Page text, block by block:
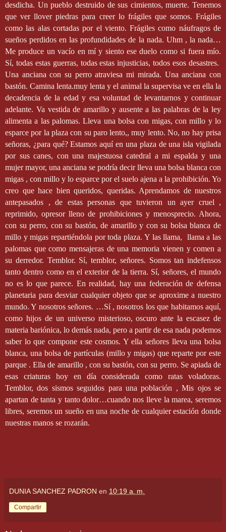
desdicha. Un pueblo destruido de sus cimientos, muerte. Tenemos
que ver llover piedras para creer lo frágiles que somos. Frágiles
como las alas cortadas por el viento. Frágiles como náufragos de
sueños perdidos en las profundidades de la nada. Uhm , la nada…
Me produce un vacío en mí y siento ese duelo como si fuera mío.
Sí, todas estas guerras, todas estas injusticias, todos esos desastres.
Una anciana con su perro atraviesa mi mirada. Una anciana con
bastón. Camina lenta.muy lenta y el animal la supervisa ve en ella la
decadencia de la edad y esa voluntad de levantarnos y continuar
adelante. Va vestida de amarillo y ausente a las palabras de la ley
alimenta a las palomas. Lleva una bolsa con migas, con millo y lo
esparce por la plaza con su paro lento,, muy lento. No, no hay prisa
señoras, ¿para qué? Estamos aquí en una plaza de una isla vigilada
por sus canes, con una majestuosa catedral a mi espalda y una
mujer mayor, una anciana se podría decir lleva una bolsa blanca con
migas , con millo y lo esparce por el suelo ajena a la prohibición. Yo
creo que hace bien queridos, queridas. Aprendamos de nuestros
antepasados , de estas personas que tuvieron un ayer cruel ,
reprimido, opresor lleno de prohibiciones y menosprecio. Ahora,
con su perro, con su bastón, de amarillo y con su bolsa blanca de
millo y migas repartiéndola por toda plaza. Y las llama,
llama a las
palomas que como mensajeras de una memoria vienen y comen a
su derredor. Temblor. Sí, temblor, señores. Somos tan indefensos
tanto dentro como en el exterior de la tierra. Sí, señores, el mundo
no es lo que parece. En realidad, hay una federación de defensa
planetaria para desviar cualquier objeto que se aproxime a nuestro
mundo. Y nosotros señores. …Sí , nosotros los que habitamos aquí,
como hijos de un universo misterioso, oscuro ante la escasez de
materia bariónica, lo demás nada, pero a partir de esa nada podemos
saber lo que compone este cosmos. Y ella señores lleva una bolsa
blanca, una bolsa de partículas (millo y migas) que reparte por este
parque . Ella de amarillo , con su bastón, con su perro. Se apiada de
esas criaturas hoy en día considerada como ratas voladoras.
Temblor, dos sismos seguidos para una población , Mis ojos se
apartan de tanta y tanto dolor…cuando nos lleve la marea, seremos
libres, seremos un sueño en una noche de cualquier estación donde
nuestras manos se rozarán.
DUNIA SANCHEZ PADRON en 10:19 a. m.
Compartir